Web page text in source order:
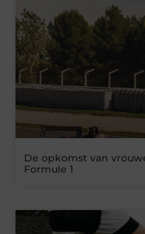
De opkomst van
Formule 1